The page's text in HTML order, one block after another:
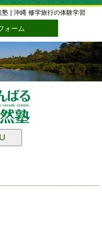
| 沖縄 修学旅行の体験学習
ォーム